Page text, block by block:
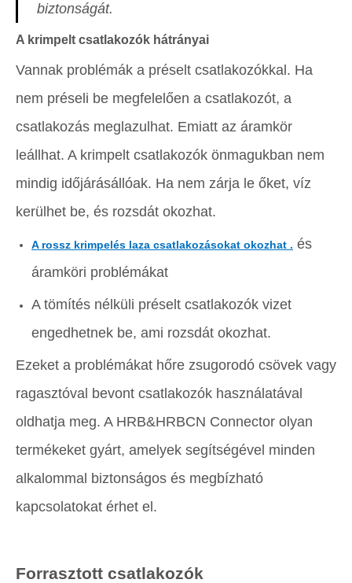
biztonságát.
A krimpelt csatlakozók hátrányai
Vannak problémák a préselt csatlakozókkal. Ha
nem préseli be megfelelően a csatlakozót, a
csatlakozás meglazulhat. Emiatt az áramkör
leállhat. A krimpelt csatlakozók önmagukban nem
mindig időjárásállóak. Ha nem zárja le őket, víz
kerülhet be, és rozsdát okozhat.
A rossz krimpelés laza csatlakozásokat okozhat . és
áramköri problémákat
A tömítés nélküli préselt csatlakozók vizet
engedhetnek be, ami rozsdát okozhat.
Ezeket a problémákat hőre zsugorodó csövek vagy
ragasztóval bevont csatlakozók használatával
oldhatja meg. A HRB&HRBCN Connector olyan
termékeket gyárt, amelyek segítségével minden
alkalommal biztonságos és megbízható
kapcsolatokat érhet el.
Forrasztott csatlakozók